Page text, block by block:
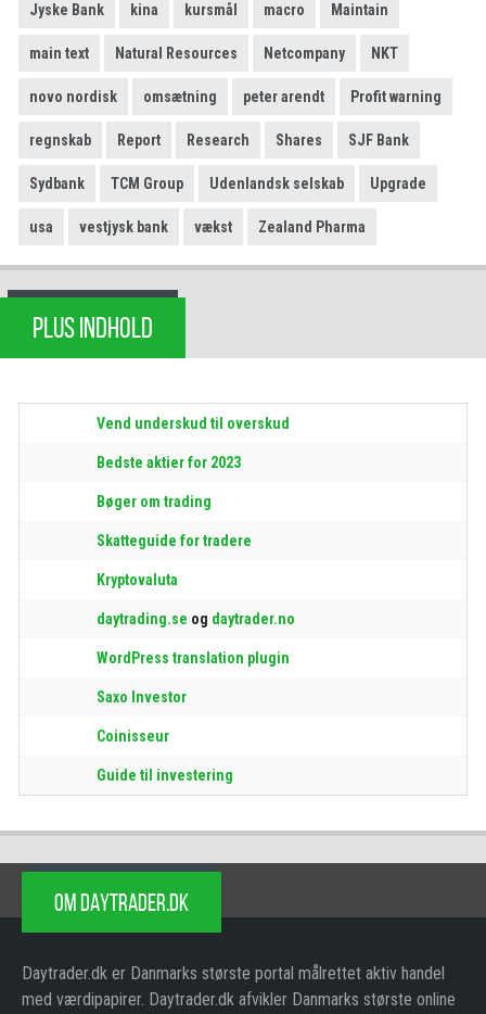
Jyske Bank kina kursmål macro Maintain
main text Natural Resources Netcompany NKT
novo nordisk omsætning peter arendt Profit warning
regnskab Report Research Shares SJF Bank
Sydbank TCM Group Udenlandsk selskab Upgrade
usa vestjysk bank vækst Zealand Pharma
PLUS INDHOLD
Vend underskud til overskud
Bedste aktier for 2023
Bøger om trading
Skatteguide for tradere
Kryptovaluta
daytrading.se og daytrader.no
WordPress translation plugin
Saxo Investor
Coinisseur
Guide til investering
OM DAYTRADER.DK
Daytrader.dk er Danmarks største portal målrettet aktiv handel
med værdipapirer. Daytrader.dk afvikler Danmarks største online